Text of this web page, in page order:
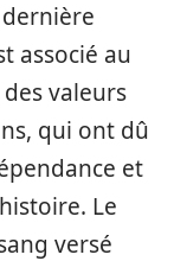
associé au
valeurs
qui ont dû
et
Le
versé